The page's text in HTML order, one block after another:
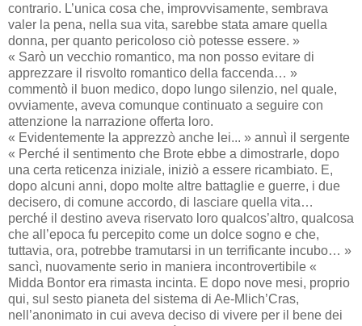
contrario. L’unica cosa che, improvvisamente, sembrava
valer la pena, nella sua vita, sarebbe stata amare quella
donna, per quanto pericoloso ciò potesse essere. »
« Sarò un vecchio romantico, ma non posso evitare di
apprezzare il risvolto romantico della faccenda… »
commentò il buon medico, dopo lungo silenzio, nel quale,
ovviamente, aveva comunque continuato a seguire con
attenzione la narrazione offerta loro.
« Evidentemente la apprezzò anche lei... » annuì il sergente
« Perché il sentimento che Brote ebbe a dimostrarle, dopo
una certa reticenza iniziale, iniziò a essere ricambiato. E,
dopo alcuni anni, dopo molte altre battaglie e guerre, i due
decisero, di comune accordo, di lasciare quella vita…
perché il destino aveva riservato loro qualcos’altro, qualcosa
che all’epoca fu percepito come un dolce sogno e che,
tuttavia, ora, potrebbe tramutarsi in un terrificante incubo… »
sancì, nuovamente serio in maniera incontrovertibile «
Midda Bontor era rimasta incinta. E dopo nove mesi, proprio
qui, sul sesto pianeta del sistema di Ae-Mlich’Cras,
nell’anonimato in cui aveva deciso di vivere per il bene dei